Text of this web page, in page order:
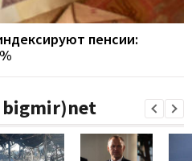
пенсии:
bigmir)net